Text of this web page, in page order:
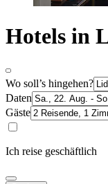
Hotels in
Wo soll’s hingehen?
Daten
Gäste
Ich reise geschäftlich